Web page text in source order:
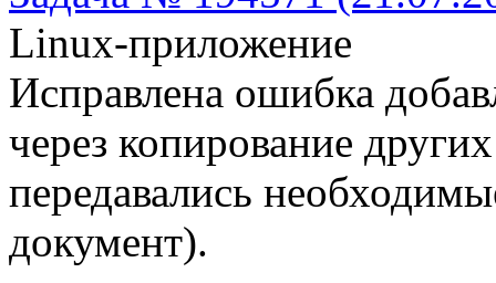
Linux-приложение
Исправлена ошибка
через копирование
передавались
документ).